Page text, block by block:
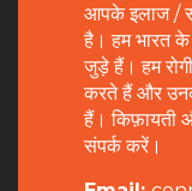
आपके इलाज /
है। हम भारत
जुड़े हैं। हम
करते हैं और
हैं। किफ़ायती
संपर्क करें।